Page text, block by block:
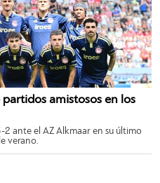
amistosos en los
ante el AZ Alkmaar en su último
verano.